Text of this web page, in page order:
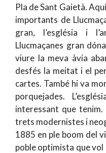
Pla de Sant Gaietà.
importants de
gran, l’església i
Llucmaçanes gran
viure la meva àvia
desfés la meitat i el
cartes. També hi va
porquejades.
interessant que tenim.
trets modernistes i
1885 en ple boom del
poble optimista que vol